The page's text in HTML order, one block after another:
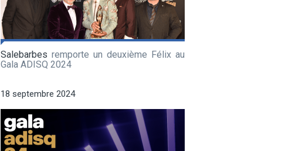
Salebarbes remporte un deuxième Félix au
Gala ADISQ 2024
18 septembre 2024